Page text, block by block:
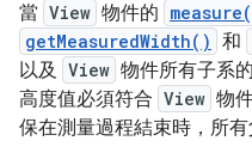
當 View 物件的
getMeasuredWidth() 和
以及 View 物件所有子系的
高度值必須符合 View 物
保在測量過程結束時，所